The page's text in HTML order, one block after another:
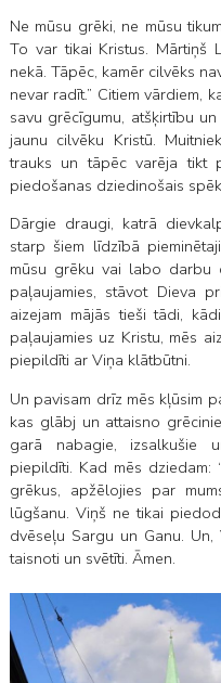
Ne mūsu grēki, ne mūsu
To var tikai Kristus. Mārtiņš
nekā. Tāpēc, kamēr cilvēks
nevar radīt.” Citiem vārdiem,
savu grēcīgumu, atšķirtību
jaunu cilvēku Kristū.
trauks un tāpēc varēja tikt
piedošanas dziedinošais
Dārgie draugi, katrā
starp šiem līdzībā
mūsu grēku vai labo darbu
paļaujamies, stāvot Dieva
aizejam mājās tieši tādi,
paļaujamies uz Kristu, mēs
piepildīti ar Viņa klātbūtni.
Un pavisam drīz mēs kļūsim
kas glābj un attaisno
garā nabagie, izsalkušie
piepildīti. Kad mēs dziedam:
grēkus, apžēlojies par
lūgšanu. Viņš ne tikai
dvēseļu Sargu un Ganu. Un,
taisnoti un svētīti. Āmen.